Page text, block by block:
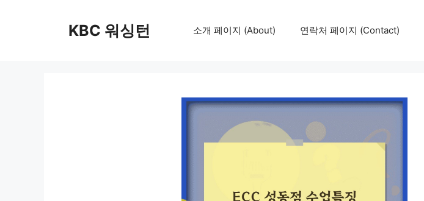
KBC 워싱턴 소개 페이지 (About) 연락처 페이지 (Contact)